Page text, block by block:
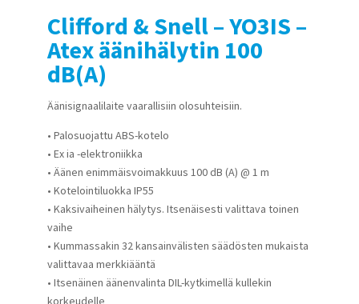
Clifford & Snell – YO3IS –
Atex äänihälytin 100
dB(A)
Äänisignaalilaite vaarallisiin olosuhteisiin.
• Palosuojattu ABS-kotelo
• Ex ia -elektroniikka
• Äänen enimmäisvoimakkuus 100 dB (A) @ 1 m
• Kotelointiluokka IP55
• Kaksivaiheinen hälytys. Itsenäisesti valittava toinen
vaihe
• Kummassakin 32 kansainvälisten säädösten mukaista
valittavaa merkkiääntä
• Itsenäinen äänenvalinta DIL-kytkimellä kullekin
korkeudelle